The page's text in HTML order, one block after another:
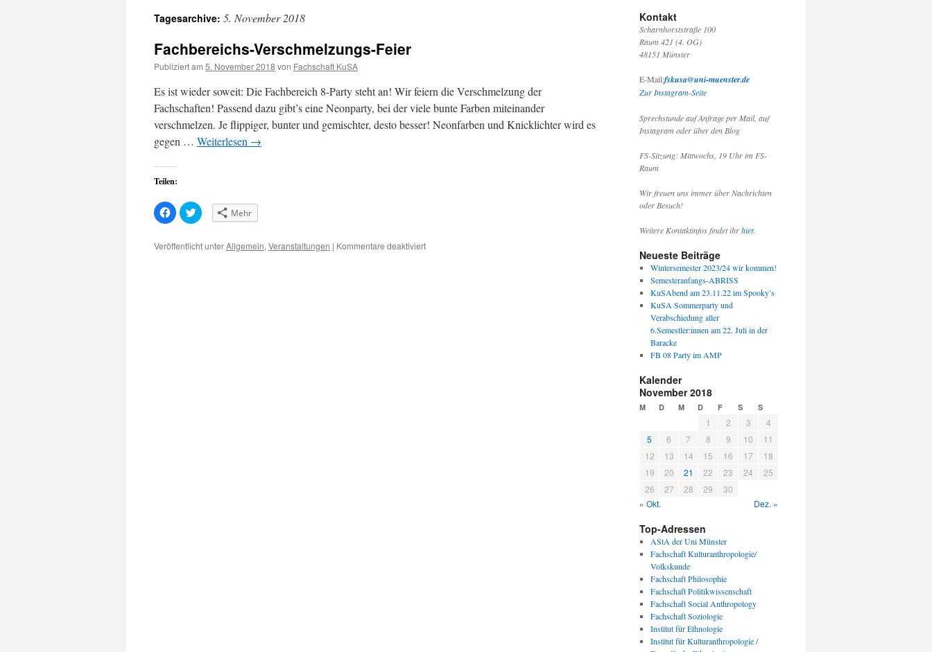
springen
Tagesarchive: 5. November 2018
Fachbereichs-Verschmelzungs-Feier
Publiziert am 5. November 2018 von Fachschaft KuSA
Es ist wieder soweit: Die Fachbereich 8-Party steht an! Wir feiern die Verschmelzung der
Fachschaften! Passend dazu gibt’s eine Neonparty, bei der viele bunte Farben miteinander
verschmelzen. Je flippiger, bunter und gemischter, desto besser! Neonfarben und Knicklichter wird es
gegen … Weiterlesen →
Teilen:
Klick,
um
zu
teilen
Klick,
um
zu
teilen
Mehr
Veröffentlicht unterAllgemein, Veranstaltungen | Kommentare deaktiviertfür
Kontakt
Scharnhorststraße 100
Raum 421 (4. OG)
48151 Münster
E-Mail:fskusa@uni-muenster.de
Zur Instagram-Seite
Sprechstunde auf Anfrage per Mail, auf
Instagram oder über den Blog
FS-Sitzung: Mittwochs, 19 Uhr im FS-
Raum
Wir freuen uns immer über Nachrichten
oder Besuch!
Weitere Kontaktinfos findet ihrhier.
Neueste Beiträge
Wintersemester 2023/24 wir kommen!
Semesteranfangs-ABRISS
KuSAbend am 23.11.22 im Spooky’s
KuSA Sommerparty und
Verabschiedung aller
6.Semestler:innen am 22. Juli in der
Baracke
FB 08 Party im AMP
Kalender
November 2018
M D M D F S S
1 2 3
4
5
6 7 8 9 10
11
12
13 14 15 16 17
18
19
20 21 22 23 24
25
26
27 28 29
30
« Okt.
Dez. »
Top-Adressen
AStA der Uni Münster
Fachschaft Kulturanthropologie/
Volkskunde
Fachschaft Philosophie
Fachschaft Politikwissenschaft
Fachschaft Social Anthropology
Fachschaft Soziologie
Institut für Ethnologie
Institut für Kulturanthropologie /